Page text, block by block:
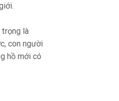
trọng là
con người
hồ mới có